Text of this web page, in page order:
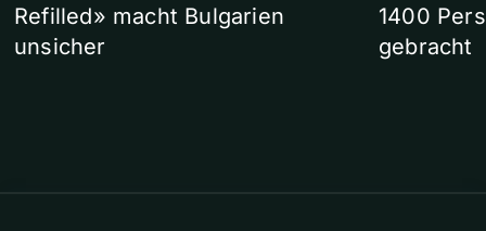
Refilled» macht Bulgarien
unsicher
1400
gebracht